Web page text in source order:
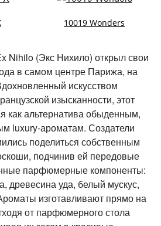
10019 Wonders
Nihilo (Экс Нихило) открыл свои
в самом центре Парижа, на
искусством
изысканности, этот
альтернатива обыденным,
luxury-ароматам. Создатели
поделиться собственным
подчинив ей передовые
парфюмерные компоненты:
древесина уда, белый мускус,
изготавливают прямо на
от парфюмерного стола